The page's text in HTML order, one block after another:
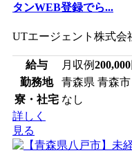
タンWEB登録でら...
UTエージェント株式
給与 月収例200,000
勤務地
青森県 青森市
寮・社宅 なし
詳しく
見る